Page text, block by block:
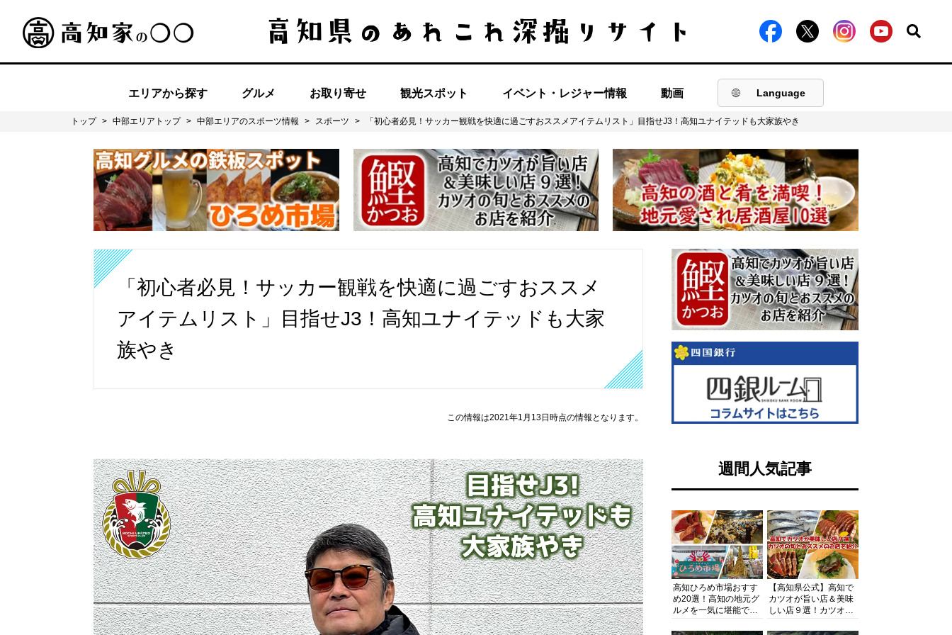
エリアから探す グルメ お取り寄せ 観光スポット イベント・レジャー情報 動画 Language
トップ > 中部エリアトップ > 中部エリアのスポーツ情報 > スポーツ > 「初心者必見！サッカー観戦を快適に過ごすおススメアイテムリスト」目指せJ3！高知ユナイテッドも大家族やき
「初心者必見！サッカー観戦を快適に過ごすおススメ
アイテムリスト」目指せJ3！高知ユナイテッドも大家
族やき
この情報は2021年1月13日時点の情報となります。
週間人気記事
高知ひろめ市場おすす
め20選！高知の地元グ
ルメを一気に堪能でき
底解剖
【高知県公式】高知で
カツオが旨い店＆美味
しい店９選！カツオの
紹介